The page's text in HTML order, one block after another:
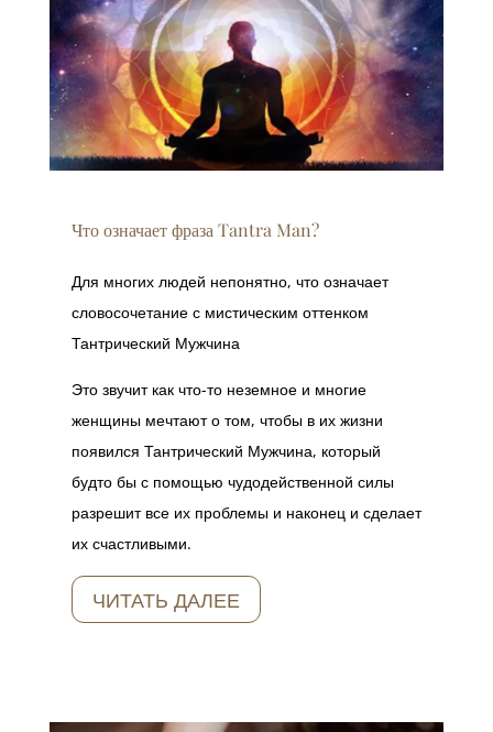
Что означает фраза Tantra Man?
Для многих людей непонятно, что означает
словосочетание с мистическим оттенком
Тантрический Мужчина
Это звучит как что-то неземное и многие
женщины мечтают о том, чтобы в их жизни
появился Тантрический Мужчина, который
будто бы с помощью чудодейственной силы
разрешит все их проблемы и наконец и сделает
их счастливыми.
ЧИТАТЬ ДАЛЕЕ